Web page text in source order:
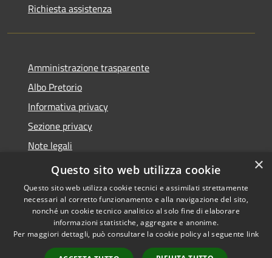
Richiesta assistenza
Amministrazione trasparente
Albo Pretorio
Informativa privacy
Sezione privacy
Note legali
Dichiarazione di accessibilità
Accessibilità
Copyright © 2026 • Comune di
Scanzorosciate • Powered by
×
Questo sito web utilizza cookie
Questo sito web utilizza cookie tecnici e assimilati strettamente
necessari al corretto funzionamento e alla navigazione del sito,
nonché un cookie tecnico analitico al solo fine di elaborare
informazioni statistiche, aggregate e anonime.
Per maggiori dettagli, può consultare la cookie policy al seguente link